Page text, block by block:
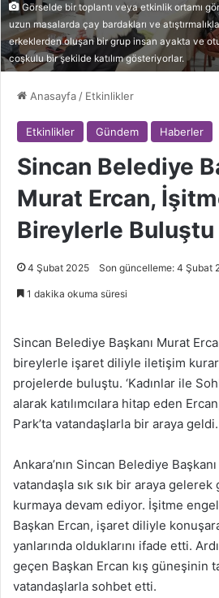
Görselde bir toplantı veya etkinlik ortamı
uzun masalarda çay bardakları ve
erkeklerden oluşan bir grup insan ayakta ve
coşkulu bir şekilde katılım gösteriyorlar.
Anasayfa / Etkinlikler
Etkinlikler Gündem Haberler
Sincan Belediye
Murat Ercan,
Bireylerle Buluştu
4 Şubat 2025 Son güncelleme: 4 Şubat
1 dakika okuma süresi
Sincan Belediye Başkanı Murat
bireylerle işaret diliyle iletişim
projelerde buluştu. ‘Kadınlar ile
alarak katılımcılara hitap eden
Park’ta vatandaşlarla bir araya geldi.
Ankara’nın Sincan Belediye
vatandaşla sık sık bir araya
kurmaya devam ediyor. İşitme
Başkan Ercan, işaret diliyle
yanlarında olduklarını ifade etti.
geçen Başkan Ercan kış güneşinin
vatandaşlarla sohbet etti.